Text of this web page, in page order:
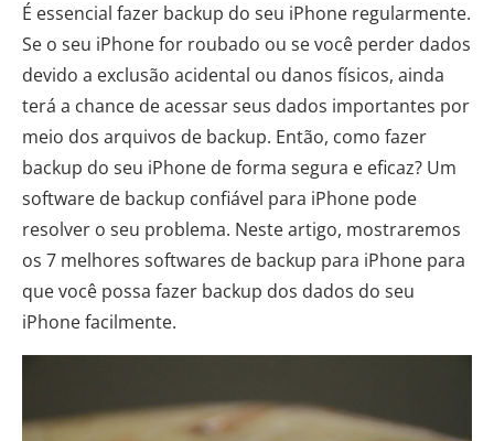
É essencial fazer backup do seu iPhone regularmente.
Se o seu iPhone for roubado ou se você perder dados
devido a exclusão acidental ou danos físicos, ainda
terá a chance de acessar seus dados importantes por
meio dos arquivos de backup. Então, como fazer
backup do seu iPhone de forma segura e eficaz? Um
software de backup confiável para iPhone pode
resolver o seu problema. Neste artigo, mostraremos
os 7 melhores softwares de backup para iPhone para
que você possa fazer backup dos dados do seu
iPhone facilmente.